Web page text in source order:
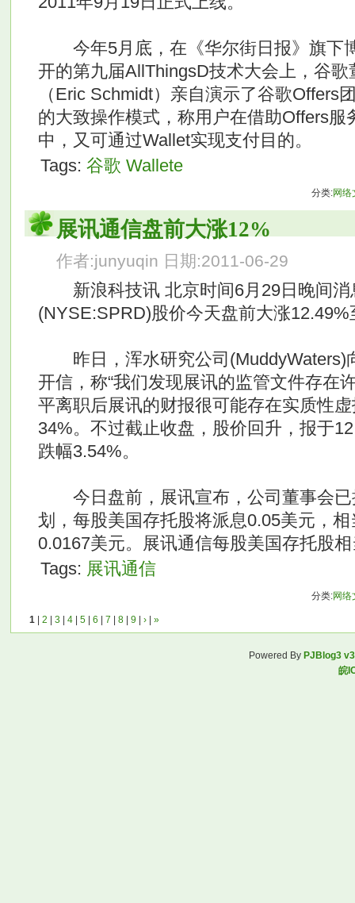
今年5月底，在《华尔街日报》旗下
开的第九届AllThingsD技术大会上，谷歌
（Eric Schmidt）亲自演示了谷歌Offers
的大致操作模式，称用户在借助Offers服
中，又可通过Wallet实现支付目的。
Tags: 谷歌 Wallete
分类:网络
展讯通信盘前大涨12%
作者:junyuqin 日期:2011-06-29
新浪科技讯 北京时间6月29日晚间消
(NYSE:SPRD)股价今天盘前大涨12.49%
昨日，浑水研究公司(MuddyWaters)
开信，称“我们发现展讯的监管文件存在
平离职后展讯的财报很可能存在实质性
34%。不过截止收盘，股价回升，报于
跌幅3.54%。
今日盘前，展讯宣布，公司董事会已
划，每股美国存托股将派息0.05美元，
0.0167美元。展讯通信每股美国存托股
Tags: 展讯通信
分类:网络
1| 2 3 4| 5| 6 7 8| 9 ›| »
Powered By PJBlog3
皖